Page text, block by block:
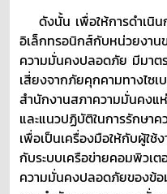
ดังนั้น เพื่อให้การดำเนิน
อิเล็กทรอนิกส์กับหน่วยงาน
ความมั่นคงปลอดภัย มีมาต
เสี่ยงจากภัยคุกคามทางไซ
สำนักงานสภาความมั่นคงแ
และแนวปฏิบัติในการรักษา
เพื่อเป็นเครื่องมือให้กับผู้ใ
กับระบบเครือข่ายคอมพิวเต
ความมั่นคงปลอดภัยของข้อ